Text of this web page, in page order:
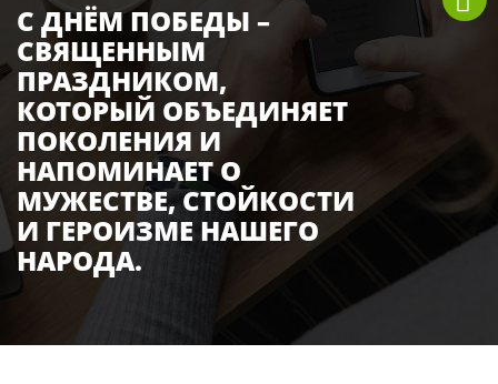
C ДНЁМ ПОБЕДЫ –
СВЯЩЕННЫМ
ПРАЗДНИКОМ,
КОТОРЫЙ ОБЪЕДИНЯЕТ
ПОКОЛЕНИЯ И
НАПОМИНАЕТ О
МУЖЕСТВЕ, СТОЙКОСТИ
И ГЕРОИЗМЕ НАШЕГО
НАРОДА.